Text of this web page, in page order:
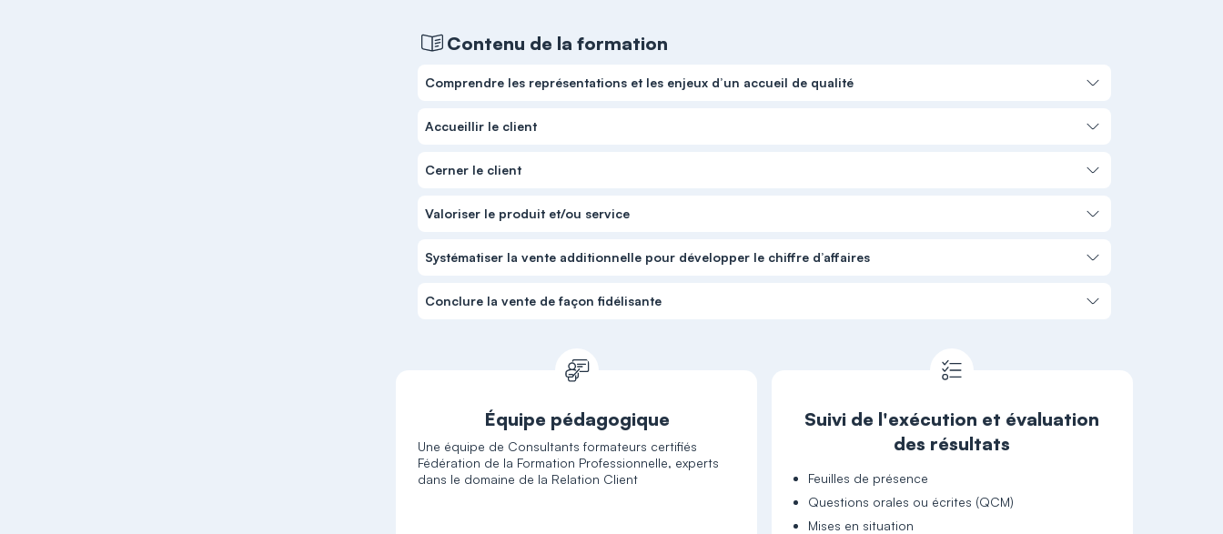
Contenu de la formation
Comprendre les représentations et les enjeux d’un accueil de qualité
Accueillir le client
Cerner le client
Valoriser le produit et/ou service
Systématiser la vente additionnelle pour développer le chiffre d’affaires
Conclure la vente de façon fidélisante
Équipe pédagogique
Une équipe de Consultants formateurs certifiés
Fédération de la Formation Professionnelle, experts
dans le domaine de la Relation Client
Suivi de l'exécution et évaluation
des résultats
Feuilles de présence
Questions orales ou écrites (QCM)
Mises en situation